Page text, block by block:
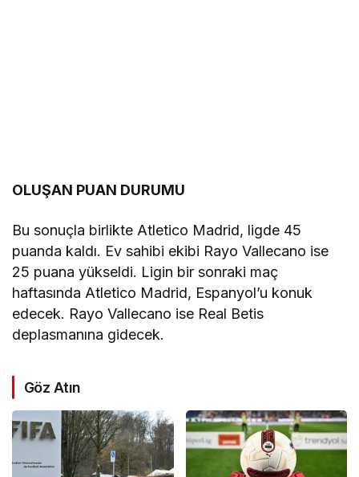
OLUŞAN PUAN DURUMU
Bu sonuçla birlikte Atletico Madrid, ligde 45
puanda kaldı. Ev sahibi ekibi Rayo Vallecano ise
25 puana yükseldi. Ligin bir sonraki maç
haftasında Atletico Madrid, Espanyol’u konuk
edecek. Rayo Vallecano ise Real Betis
deplasmanına gidecek.
Göz Atın